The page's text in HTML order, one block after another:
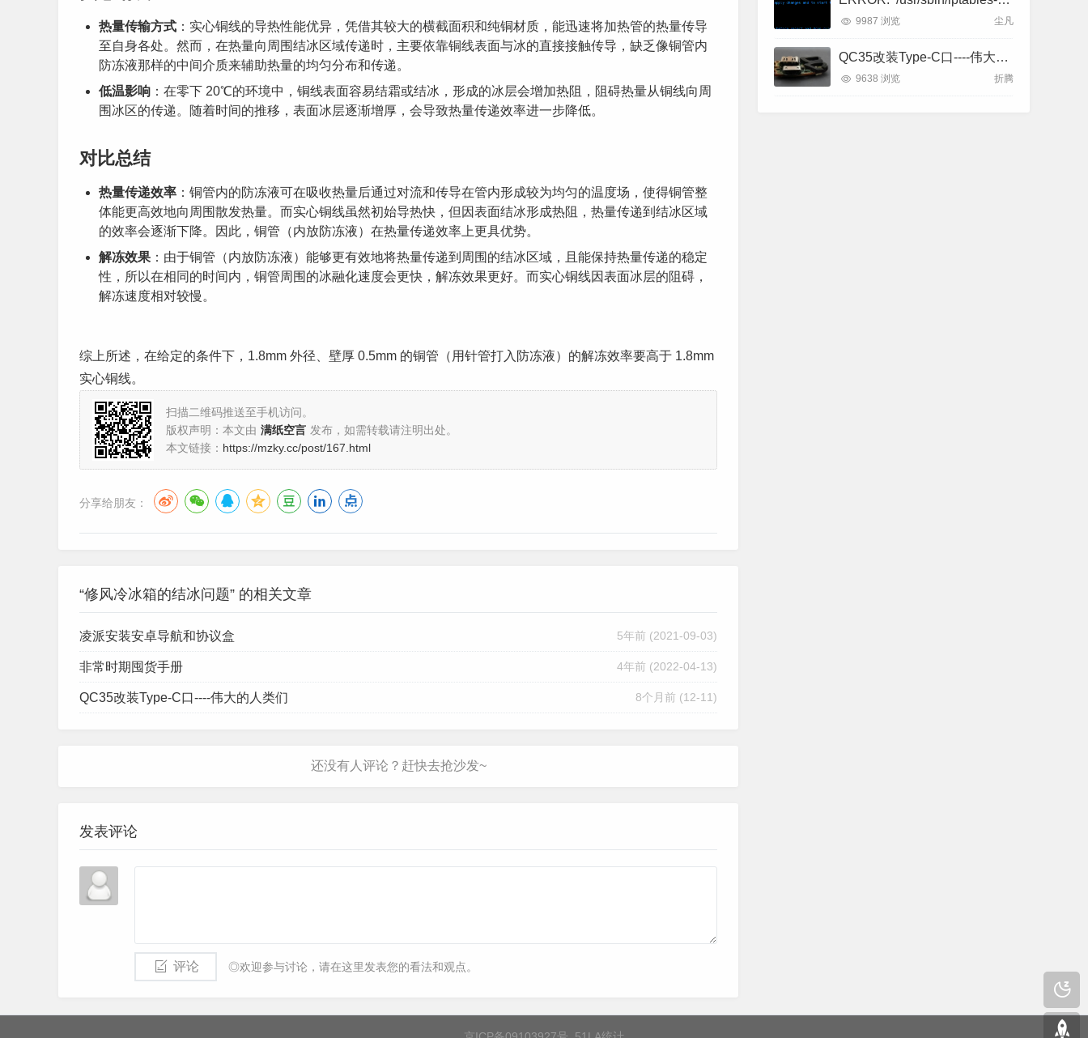
热量传输方式 ：实心铜线的导热性能优异，凭借其较大的横截面积和纯铜材质，能迅速将加热管的热量传导
至自身各处。然而，在热量向周围结冰区域传递时，主要依靠铜线表面与冰的直接接触传导，缺乏像铜管内
防冻液那样的中间介质来辅助热量的均匀分布和传递。
低温影响 ：在零下 20℃的环境中，铜线表面容易结霜或结冰，形成的冰层会增加热阻，阻碍热量从铜线向周
围冰区的传递。随着时间的推移，表面冰层逐渐增厚，会导致热量传递效率进一步降低。
对比总结
热量传递效率 ：铜管内的防冻液可在吸收热量后通过对流和传导在管内形成较为均匀的温度场，使得铜管整
体能更高效地向周围散发热量。而实心铜线虽然初始导热快，但因表面结冰形成热阻，热量传递到结冰区域
的效率会逐渐下降。因此，铜管（内放防冻液）在热量传递效率上更具优势。
解冻效果 ：由于铜管（内放防冻液）能够更有效地将热量传递到周围的结冰区域，且能保持热量传递的稳定
性，所以在相同的时间内，铜管周围的冰融化速度会更快，解冻效果更好。而实心铜线因表面冰层的阻碍，
解冻速度相对较慢。
综上所述，在给定的条件下，1.8mm 外径、壁厚 0.5mm 的铜管（用针管打入防冻液）的解冻效率要高于 1.8mm
实心铜线。
扫描二维码推送至手机访问。
版权声明：本文由 满纸空言 发布，如需转载请注明出处。
本文链接： https://mzky.cc/post/167.html
分享给朋友：
“修风冷冰箱的结冰问题” 的相关文章
凌派安装安卓导航和协议盒 5年前 (2021-09-03)
非常时期囤货手册 4年前 (2022-04-13)
QC35改装Type-C口----伟大的人类们 8个月前 (12-11)
发表评论
评论 ◎欢迎参与讨论，请在这里发表您的看法和观点。
9987 浏览 尘凡
QC35改装Type-C口----伟大的人类们
9638 浏览 折腾